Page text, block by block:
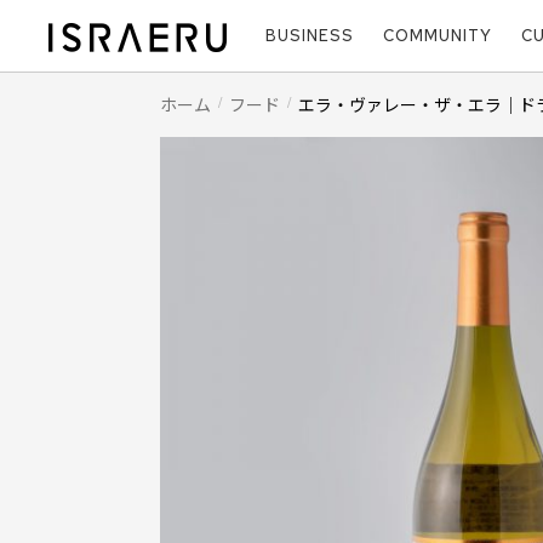
BUSINESS COMMUNITY
ホーム フード エラ・ヴァレー・ザ・エラ｜